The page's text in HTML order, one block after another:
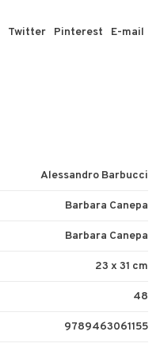
Twitter Pinterest E-mail
Alessandro Barbucci
Barbara Canepa
Barbara Canepa
23 x 31 cm
48
9789463061155